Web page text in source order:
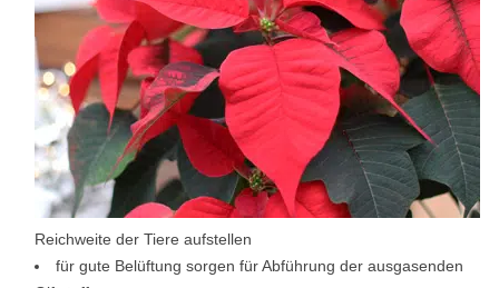
Reichweite der Tiere aufstellen
für gute Belüftung sorgen für Abführung der ausgasenden